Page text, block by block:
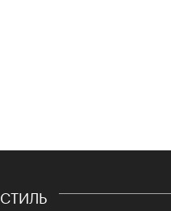
СТИЛЬ